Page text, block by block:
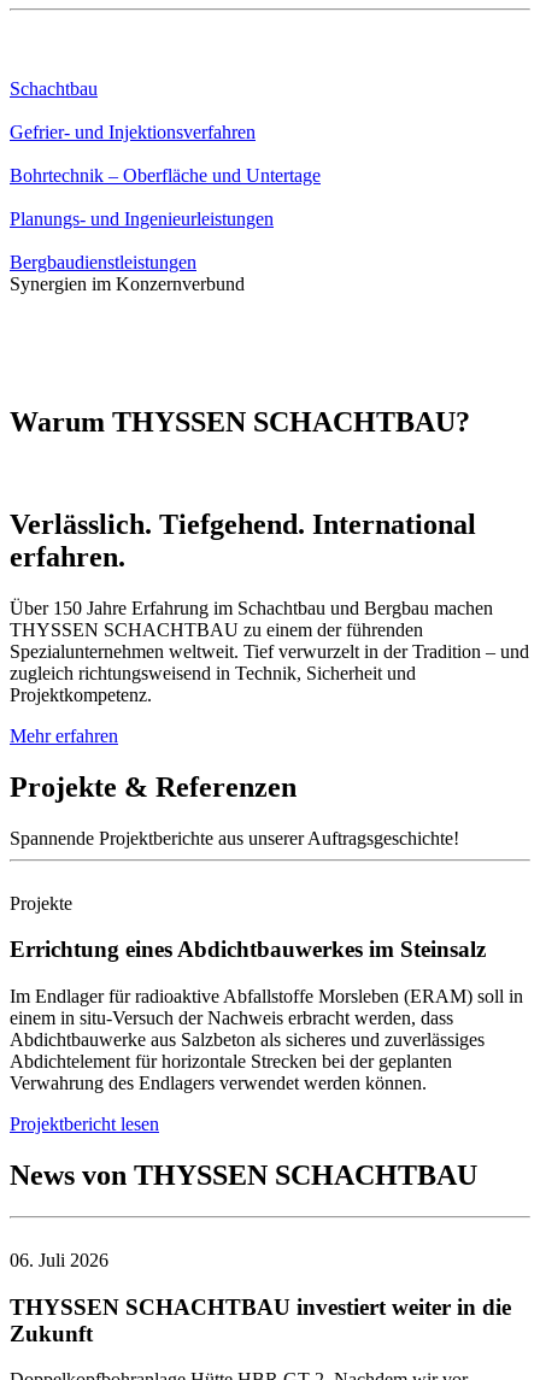
Schachtbau
Gefrier- und Injektionsverfahren
Bohrtechnik – Oberfläche und Untertage
Planungs- und Ingenieurleistungen
Bergbaudienstleistungen
Synergien im Konzernverbund
Warum THYSSEN SCHACHTBAU?
Verlässlich. Tiefgehend. International
erfahren.
Über 150 Jahre Erfahrung im Schachtbau und Bergbau machen
THYSSEN SCHACHTBAU zu einem der führenden
Spezialunternehmen weltweit. Tief verwurzelt in der Tradition – und
zugleich richtungsweisend in Technik, Sicherheit und
Projektkompetenz.
Mehr erfahren
Projekte & Referenzen
Spannende Projektberichte aus unserer Auftragsgeschichte!
Projekte
Errichtung eines Abdichtbauwerkes im Steinsalz
Im Endlager für radioaktive Abfallstoffe Morsleben (ERAM) soll in
einem in situ-Versuch der Nachweis erbracht werden, dass
Abdichtbauwerke aus Salzbeton als sicheres und zuverlässiges
Abdichtelement für horizontale Strecken bei der geplanten
Verwahrung des Endlagers verwendet werden können.
Projektbericht lesen
News von THYSSEN SCHACHTBAU
06. Juli 2026
THYSSEN SCHACHTBAU investiert weiter in die
Zukunft